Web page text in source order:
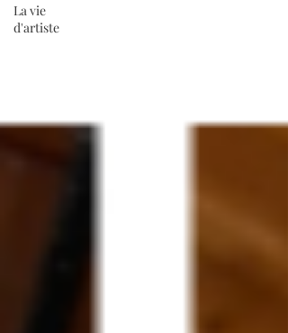
La vie
d'artiste